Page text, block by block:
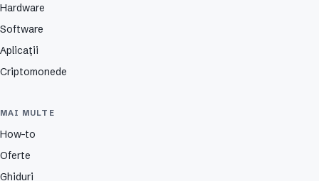
Hardware
Software
Aplicații
Criptomonede
MAI MULTE
How-to
Oferte
Ghiduri